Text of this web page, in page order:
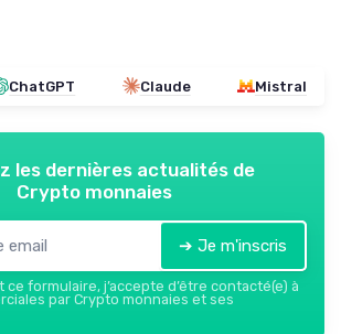
ChatGPT Claude Mistral
les dernières actualités de
Crypto monnaies
➔ Je m'inscris
ce formulaire, j’accepte d’être contacté(e) à
par Crypto monnaies et ses